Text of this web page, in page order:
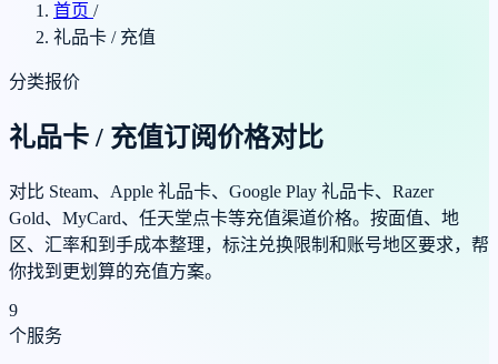
首页 /
礼品卡 / 充值
分类报价
礼品卡 / 充值订阅价格对比
对比 Steam、Apple 礼品卡、Google Play 礼品卡、Razer
Gold、MyCard、任天堂点卡等充值渠道价格。按面值、地
区、汇率和到手成本整理，标注兑换限制和账号地区要求，帮
你找到更划算的充值方案。
9
个服务